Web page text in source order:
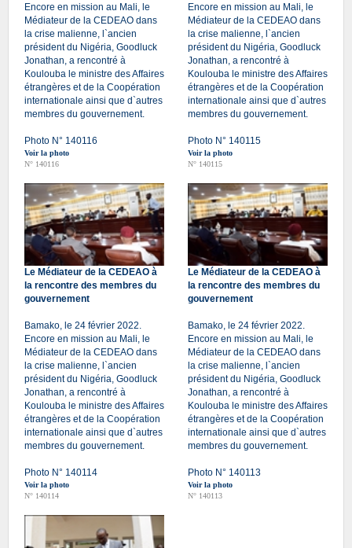
Encore en mission au Mali, le
Médiateur de la CEDEAO dans
la crise malienne, l`ancien
président du Nigéria, Goodluck
Jonathan, a rencontré à
Koulouba le ministre des Affaires
étrangères et de la Coopération
internationale ainsi que d`autres
membres du gouvernement.
Photo N° 140116
Voir la photo
N° 140116
Encore en mission au Mali, le
Médiateur de la CEDEAO dans
la crise malienne, l`ancien
président du Nigéria, Goodluck
Jonathan, a rencontré à
Koulouba le ministre des Affaires
étrangères et de la Coopération
internationale ainsi que d`autres
membres du gouvernement.
Photo N° 140115
Voir la photo
N° 140115
Le Médiateur de la CEDEAO à
la rencontre des membres du
gouvernement
Bamako, le 24 février 2022.
Encore en mission au Mali, le
Médiateur de la CEDEAO dans
la crise malienne, l`ancien
président du Nigéria, Goodluck
Jonathan, a rencontré à
Koulouba le ministre des Affaires
étrangères et de la Coopération
internationale ainsi que d`autres
membres du gouvernement.
Photo N° 140114
Voir la photo
N° 140114
Le Médiateur de la CEDEAO à
la rencontre des membres du
gouvernement
Bamako, le 24 février 2022.
Encore en mission au Mali, le
Médiateur de la CEDEAO dans
la crise malienne, l`ancien
président du Nigéria, Goodluck
Jonathan, a rencontré à
Koulouba le ministre des Affaires
étrangères et de la Coopération
internationale ainsi que d`autres
membres du gouvernement.
Photo N° 140113
Voir la photo
N° 140113